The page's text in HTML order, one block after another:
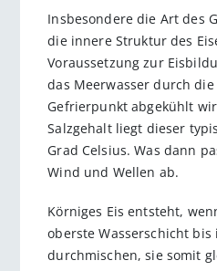
Insbesondere die Art des
die innere Struktur des
Voraussetzung zur
das Meerwasser durch
Gefrierpunkt abgekühlt
Salzgehalt liegt dieser
Grad Celsius. Was dann
Wind und Wellen ab.
Körniges Eis entsteht,
oberste Wasserschicht
durchmischen, sie somit